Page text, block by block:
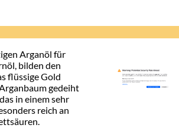
Arganöl für
bilden den
flüssige Gold
gedeiht
in einem sehr
reich an